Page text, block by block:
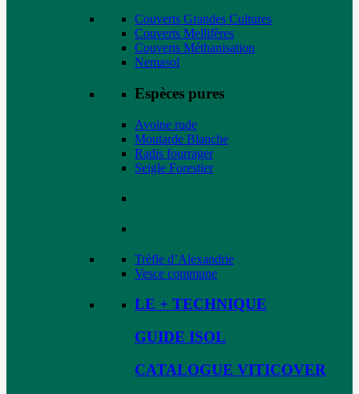
Couverts Grandes Cultures
Couverts Mellifères
Couverts Méthanisation
Nemasol
Espèces pures
Avoine rude
Moutarde Blanche
Radis fourrager
Seigle Forestier
Trèfle d’Alexandrie
Vesce commune
LE + TECHNIQUE
GUIDE ISOL
CATALOGUE VITICOVER